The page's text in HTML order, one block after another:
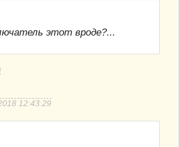
этот вроде?...
12:43:29